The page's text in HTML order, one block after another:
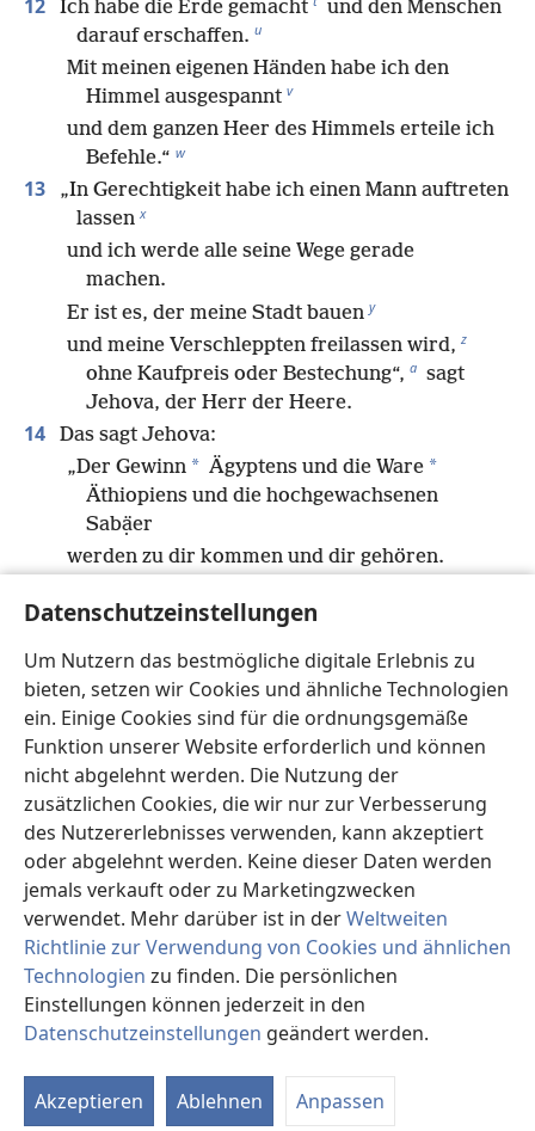
Datenschutzeinstellungen
Um Nutzern das bestmögliche digitale Erlebnis zu
bieten, setzen wir Cookies und ähnliche Technologien
ein. Einige Cookies sind für die ordnungsgemäße
Funktion unserer Website erforderlich und können
nicht abgelehnt werden. Die Nutzung der
zusätzlichen Cookies, die wir nur zur Verbesserung
des Nutzererlebnisses verwenden, kann akzeptiert
oder abgelehnt werden. Keine dieser Daten werden
jemals verkauft oder zu Marketingzwecken
verwendet. Mehr darüber ist in derWeltweiten
Richtlinie zur Verwendung von Cookies und ähnlichen
Technologien zu finden. Die persönlichen
Einstellungen können jederzeit in den
Datenschutzeinstellungen geändert werden.
Akzeptieren Ablehnen Anpassen
12 Ich habe die Erde gemacht
und den Menschen
darauf erschaffen. u
Mit meinen eigenen Händen habe ich den
Himmel ausgespannt v
und dem ganzen Heer des Himmels erteile ich
Befehle.“ w
13
„In Gerechtigkeit habe ich einen Mann auftreten
lassen x
und ich werde alle seine Wege gerade
machen.
Er ist es, der meine Stadt bauen y
und meine Verschleppten freilassen wird, z
ohne Kaufpreis oder Bestechung“, a sagt
Jehova, der Herr der Heere.
14
Das sagt Jehova:
„Der Gewinn * Ägyptens und die Ware *
Äthiopiens und die hochgewachsenen
Sabạ̈er
werden zu dir kommen und dir gehören.
Sie werden kommen und sich vor dir
verbeugen.
Flehentlich werden sie zu dir sagen: ‚Gott
steht euch eindeutig bei
und sonst gibt es keinen. Es gibt keinen
anderen Gott.‘“
15 Du bist wahrhaftig ein Gott, der sich verbirgt,
o Gott Israels, du Retter. d
16 Sie alle werden sich schämen müssen und
gedemütigt werden.
Die Götzenhersteller werden allesamt in
Schande weggehen. e
17 Doch Israel wird mit einer ewigen Rettung von
Jehova gerettet werden.
f
schämen müssen noch gedemütigt werden.
g